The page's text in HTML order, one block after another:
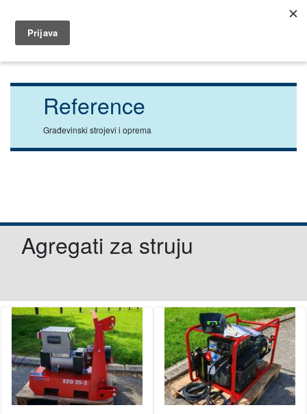
Reference
Građevinski strojevi i oprema
Agregati za struju